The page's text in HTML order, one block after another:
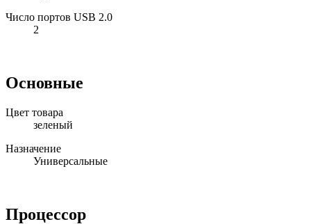
Число портов USB 2.0
2
Основные
Цвет товара
зеленый
Назначение
Универсальные
Процессор